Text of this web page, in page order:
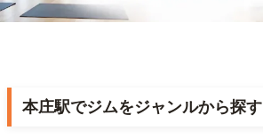
本庄駅でジムをジャンルから探す